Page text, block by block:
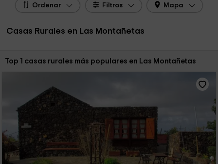
Ordenar Filtros Mapa
Casas Rurales en Las Montañetas
Ordenar por:
Top 1 casas rurales más populares en Las Montañetas